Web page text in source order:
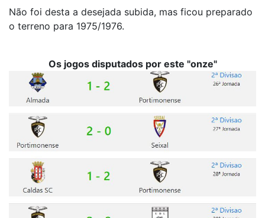
Não foi desta a desejada subida, mas ficou preparado
o terreno para 1975/1976.
Os jogos disputados por este "onze"